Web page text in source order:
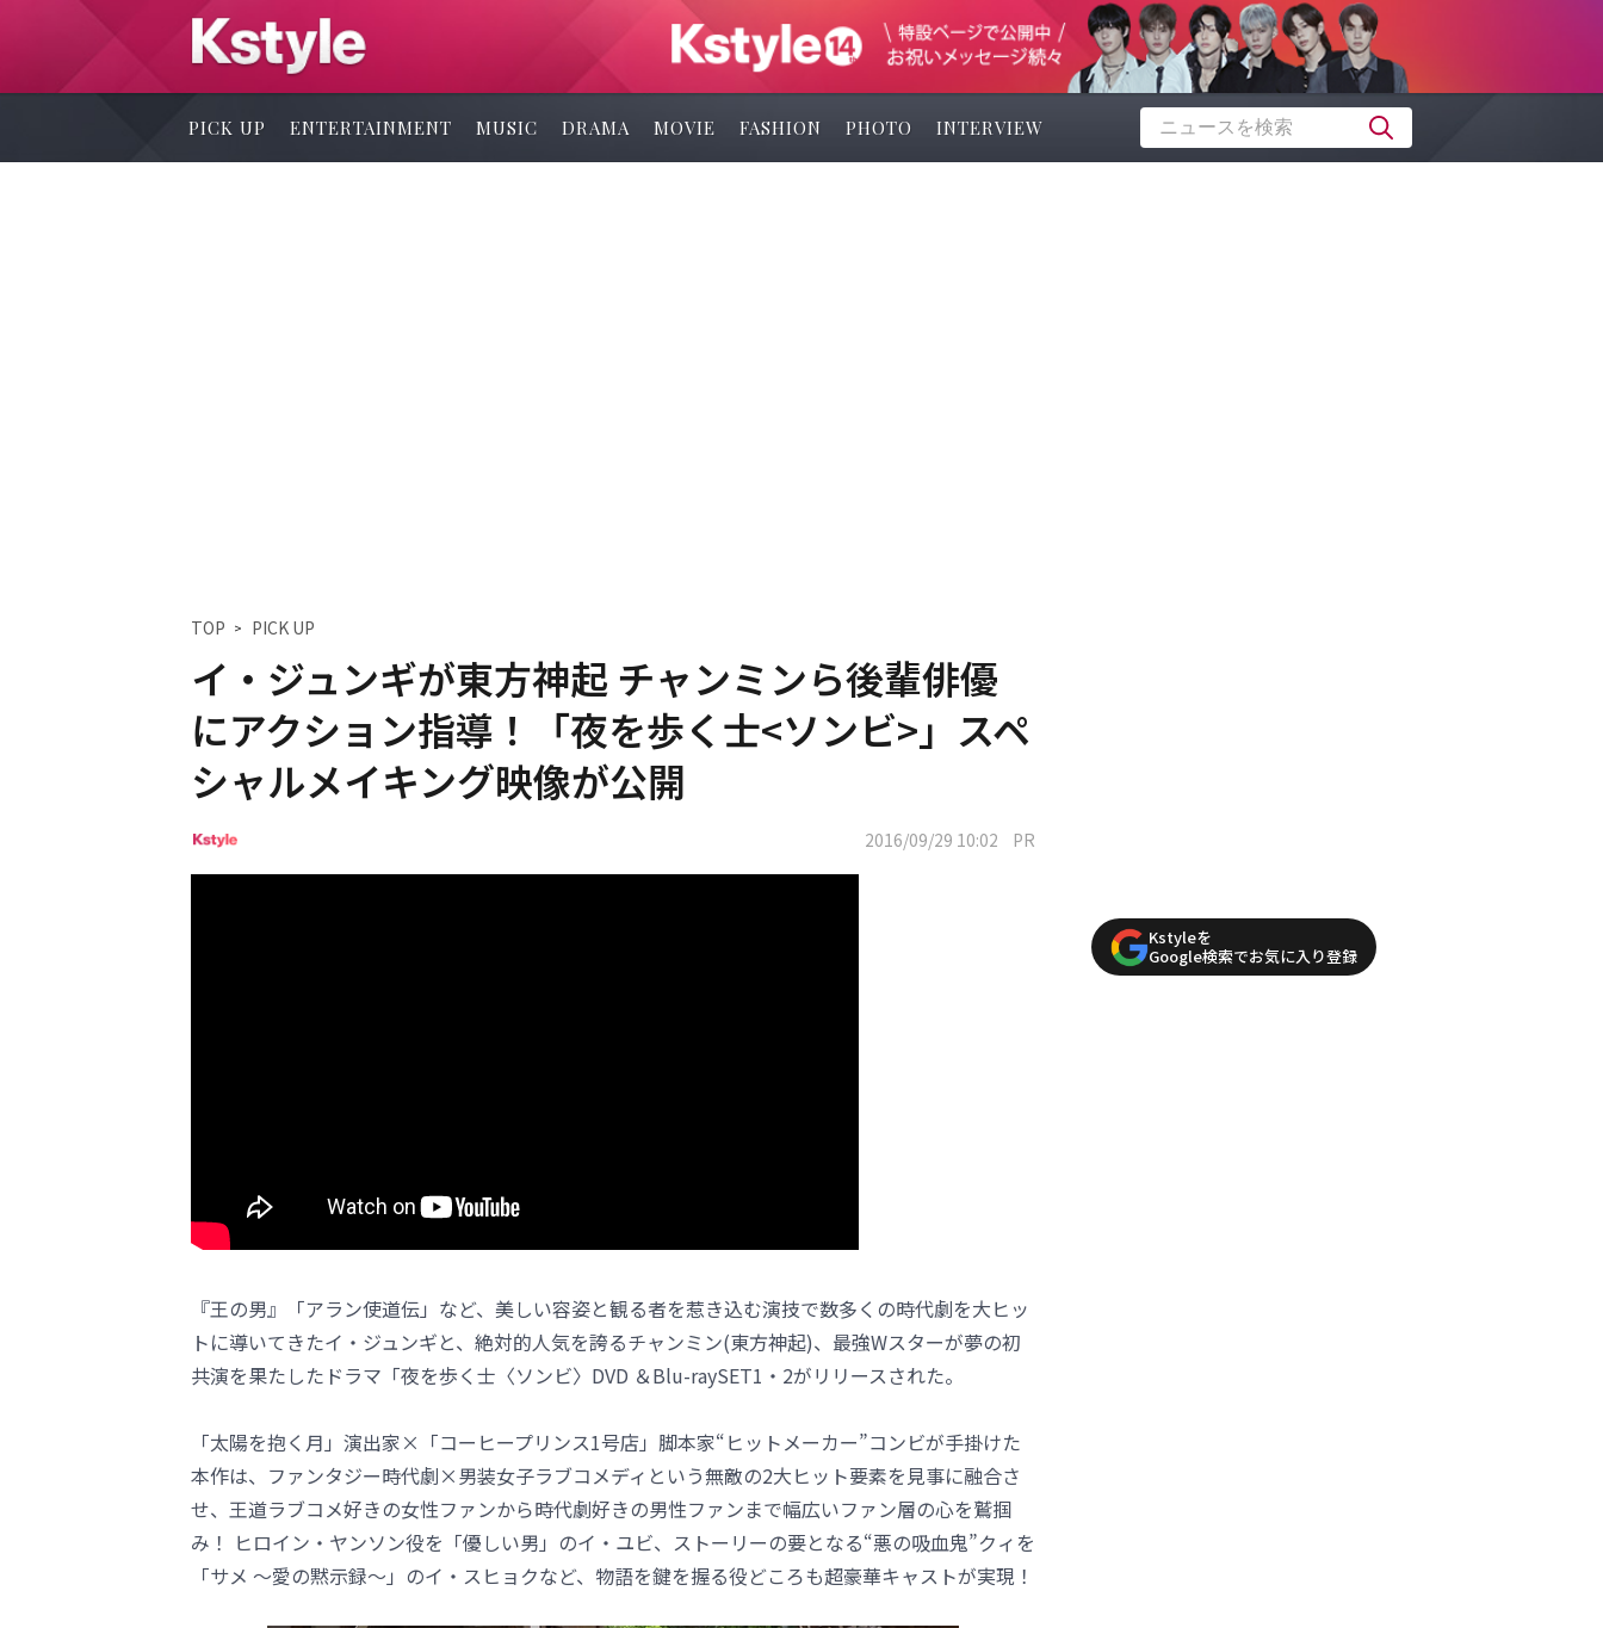
PICK UP ENTERTAINMENT MUSIC DRAMA MOVIE FASHION PHOTO INTERVIEW
TOP PICK UP
イ・ジュンギが東方神起 チャンミンら後輩俳優
にアクション指導！「夜を歩く士<ソンビ>」スペ
シャルメイキング映像が公開
2016/09/29 10:02 PR
『王の男』「アラン使道伝」など、美しい容姿と観る者を惹き込む演技で数多くの時代劇を大ヒッ
トに導いてきたイ・ジュンギと、絶対的人気を誇るチャンミン(東方神起)、最強Wスターが夢の初
共演を果たしたドラマ「夜を歩く士〈ソンビ〉DVD ＆Blu-raySET1・2がリリースされた。
「太陽を抱く月」演出家×「コーヒープリンス1号店」脚本家“ヒットメーカー”コンビが手掛けた
本作は、ファンタジー時代劇×男装女子ラブコメディという無敵の2大ヒット要素を見事に融合さ
せ、王道ラブコメ好きの女性ファンから時代劇好きの男性ファンまで幅広いファン層の心を鷲掴
み！ ヒロイン・ヤンソン役を「優しい男」のイ・ユビ、ストーリーの要となる“悪の吸血鬼”クィを
「サメ ～愛の黙示録～」のイ・スヒョクなど、物語を鍵を握る役どころも超豪華キャストが実現！
Kstyleを
Google検索でお気に入り登録